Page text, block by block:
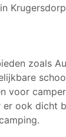
zoals
voor
er ook dicht